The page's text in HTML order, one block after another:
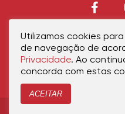
Início Política de Privacidade
Utilizamos cookies
de navegação de
Privacidade. Ao
concorda com estas
ACEITAR